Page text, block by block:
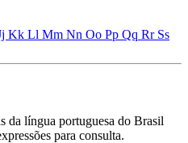
Kk Ll Mm Nn Oo Pp Qq Rr Ss
da língua portuguesa do Brasil
para consulta.